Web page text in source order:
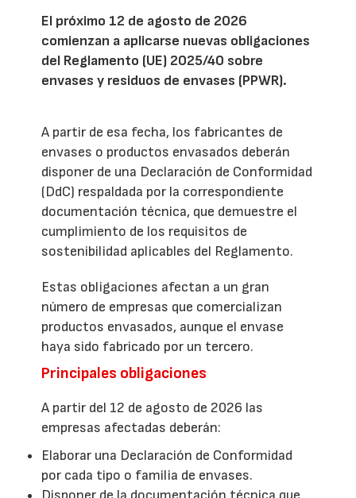
El próximo 12 de agosto de 2026
comienzan a aplicarse nuevas obligaciones
del Reglamento (UE) 2025/40 sobre
envases y residuos de envases (PPWR).
A partir de esa fecha, los fabricantes de
envases o productos envasados deberán
disponer de una Declaración de Conformidad
(DdC) respaldada por la correspondiente
documentación técnica, que demuestre el
cumplimiento de los requisitos de
sostenibilidad aplicables del Reglamento.
Estas obligaciones afectan a un gran
número de empresas que comercializan
productos envasados, aunque el envase
haya sido fabricado por un tercero.
Principales obligaciones
A partir del 12 de agosto de 2026 las
empresas afectadas deberán:
Elaborar una Declaración de Conformidad
por cada tipo o familia de envases.